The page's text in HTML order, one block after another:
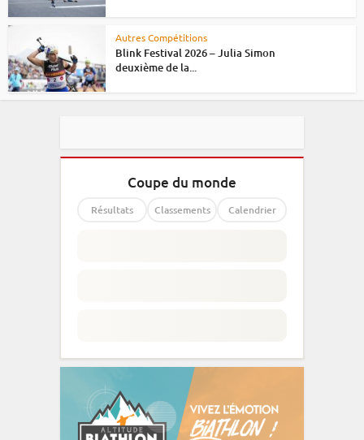
Autres Compétitions
Blink Festival 2026 – Julia Simon
deuxième de la...
Coupe du monde
Résultats Classements Calendrier